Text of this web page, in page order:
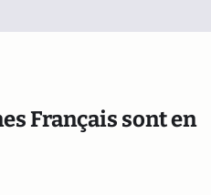
Français sont en